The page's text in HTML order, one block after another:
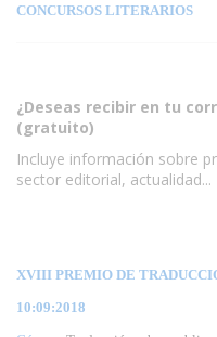
CONCURSOS LITERARIOS
¿Deseas recibir en tu
(gratuito)
Incluye información sobre
sector editorial, actualidad...
XVIII PREMIO DE
10:09:2018